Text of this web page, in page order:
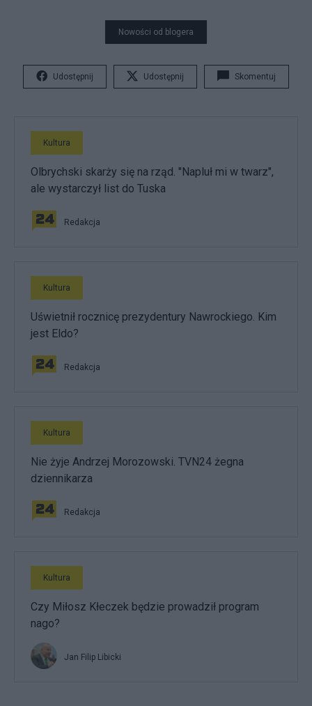
Nowości od blogera
Udostępnij Udostępnij Skomentuj
Kultura
Olbrychski skarży się na rząd. "Napluł mi w twarz",
ale wystarczył list do Tuska
Redakcja
Kultura
Uświetnił rocznicę prezydentury Nawrockiego. Kim
jest Eldo?
Redakcja
Kultura
Nie żyje Andrzej Morozowski. TVN24 żegna
dziennikarza
Redakcja
Kultura
Czy Miłosz Kłeczek będzie prowadził program
nago?
Jan Filip Libicki